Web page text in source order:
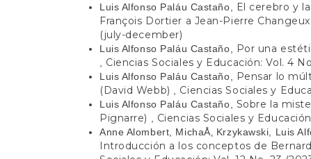
Luis Alfonso Paláu Castaño,
El cerebro y
François Dortier a Jean-Pierre Changeux
(july-december)
Luis Alfonso Paláu Castaño, Por una
Ciencias Sociales y Educación: Vol. 4
Luis Alfonso Paláu Castaño,
Pensar lo
(David Webb)
Ciencias Sociales y
Luis Alfonso Paláu Castaño, Sobre la
Pignarre)
Ciencias Sociales y
Anne Alombert, MichaÅ‚ Krzykawski, Luis
Introducción a los conceptos de